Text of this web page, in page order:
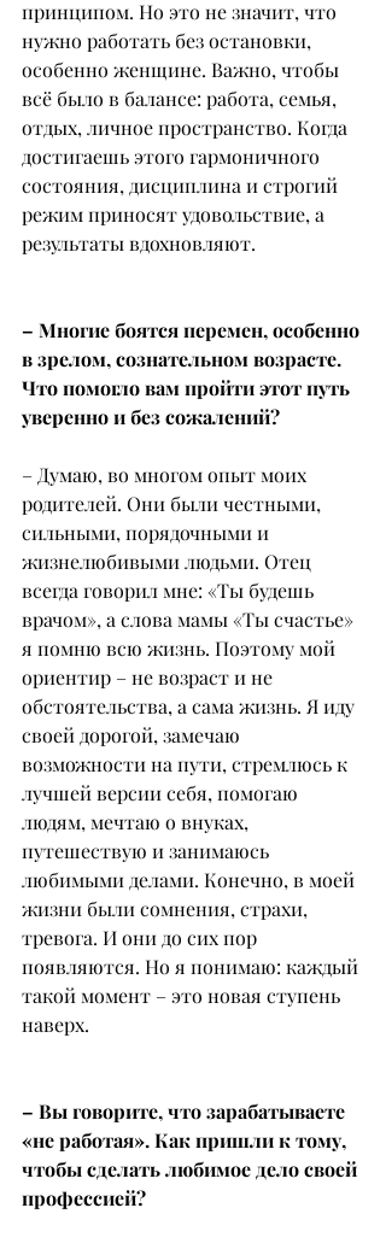
принципом. Но это не значит, что
нужно работать без остановки,
особенно женщине. Важно, чтобы
всё было в балансе: работа, семья,
отдых, личное пространство. Когда
достигаешь этого гармоничного
состояния, дисциплина и строгий
режим приносят удовольствие, а
результаты вдохновляют.
– Многие боятся перемен, особенно
в зрелом, сознательном возрасте.
Что помогло вам пройти этот путь
уверенно и без сожалений?
– Думаю, во многом опыт моих
родителей. Они были честными,
сильными, порядочными и
жизнелюбивыми людьми. Отец
всегда говорил мне: «Ты будешь
врачом», а слова мамы «Ты счастье»
я помню всю жизнь. Поэтому мой
ориентир – не возраст и не
обстоятельства, а сама жизнь. Я иду
своей дорогой, замечаю
возможности на пути, стремлюсь к
лучшей версии себя, помогаю
людям, мечтаю о внуках,
путешествую и занимаюсь
любимыми делами. Конечно, в моей
жизни были сомнения, страхи,
тревога. И они до сих пор
появляются. Но я понимаю: каждый
такой момент – это новая ступень
наверх.
– Вы говорите, что зарабатываете
«не работая». Как пришли к тому,
чтобы сделать любимое дело своей
профессией?